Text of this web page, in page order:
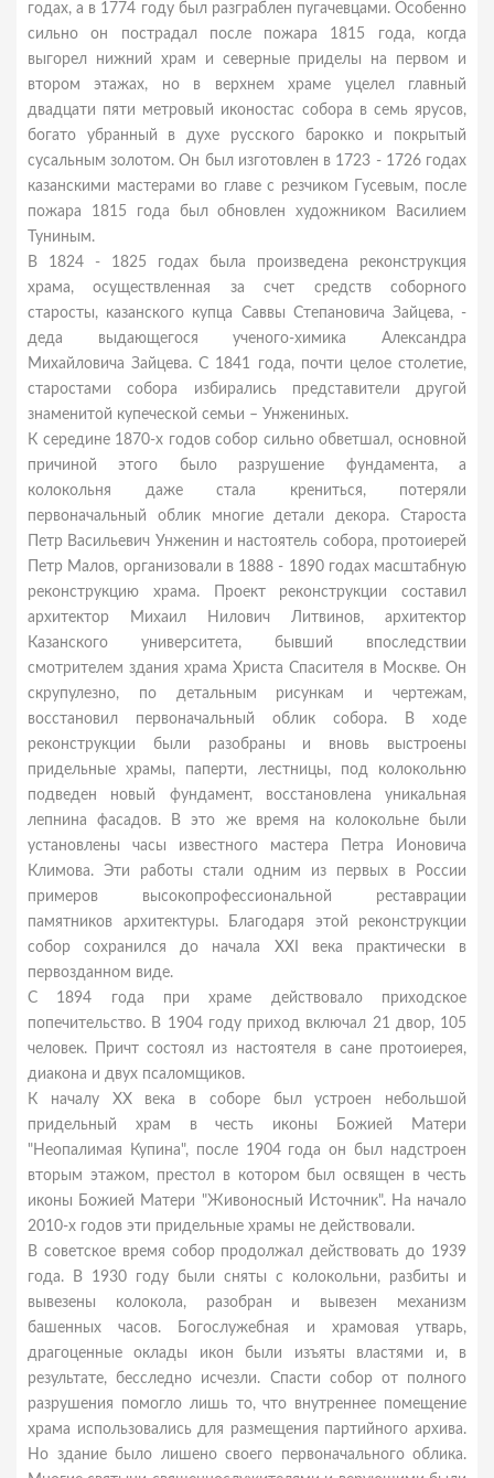
годах, а в 1774 году был разграблен пугачевцами. Особенно
сильно он пострадал после пожара 1815 года, когда
выгорел нижний храм и северные приделы на первом и
втором этажах, но в верхнем храме уцелел главный
двадцати пяти метровый иконостас собора в семь ярусов,
богато убранный в духе русского барокко и покрытый
сусальным золотом. Он был изготовлен в 1723 - 1726 годах
казанскими мастерами во главе с резчиком Гусевым, после
пожара 1815 года был обновлен художником Василием
Туниным.
В 1824 - 1825 годах была произведена реконструкция
храма, осуществленная за счет средств соборного
старосты, казанского купца Саввы Степановича Зайцева, -
деда выдающегося ученого-химика Александра
Михайловича Зайцева. С 1841 года, почти целое столетие,
старостами собора избирались представители другой
знаменитой купеческой семьи – Унжениных.
К середине 1870-х годов собор сильно обветшал, основной
причиной этого было разрушение фундамента, а
колокольня даже стала крениться, потеряли
первоначальный облик многие детали декора. Староста
Петр Васильевич Унженин и настоятель собора, протоиерей
Петр Малов, организовали в 1888 - 1890 годах масштабную
реконструкцию храма. Проект реконструкции составил
архитектор Михаил Нилович Литвинов, архитектор
Казанского университета, бывший впоследствии
смотрителем здания храма Христа Спасителя в Москве. Он
скрупулезно, по детальным рисункам и чертежам,
восстановил первоначальный облик собора. В ходе
реконструкции были разобраны и вновь выстроены
придельные храмы, паперти, лестницы, под колокольню
подведен новый фундамент, восстановлена уникальная
лепнина фасадов. В это же время на колокольне были
установлены часы известного мастера Петра Ионовича
Климова. Эти работы стали одним из первых в России
примеров высокопрофессиональной реставрации
памятников архитектуры. Благодаря этой реконструкции
собор сохранился до начала XXI века практически в
первозданном виде.
С 1894 года при храме действовало приходское
попечительство. В 1904 году приход включал 21 двор, 105
человек. Причт состоял из настоятеля в сане протоиерея,
диакона и двух псаломщиков.
К началу XX века в соборе был устроен небольшой
придельный храм в честь иконы Божией Матери
"Неопалимая Купина", после 1904 года он был надстроен
вторым этажом, престол в котором был освящен в честь
иконы Божией Матери "Живоносный Источник". На начало
2010-х годов эти придельные храмы не действовали.
В советское время собор продолжал действовать до 1939
года. В 1930 году были сняты с колокольни, разбиты и
вывезены колокола, разобран и вывезен механизм
башенных часов. Богослужебная и храмовая утварь,
драгоценные оклады икон были изъяты властями и, в
результате, бесследно исчезли. Спасти собор от полного
разрушения помогло лишь то, что внутреннее помещение
храма использовались для размещения партийного архива.
Но здание было лишено своего первоначального облика.